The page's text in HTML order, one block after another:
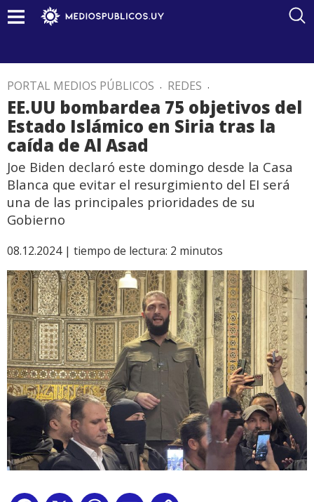
PORTAL MEDIOS PÚBLICOS . REDES .
EE.UU bombardea 75 objetivos del
Estado Islámico en Siria tras la
caída de Al Asad
Joe Biden declaró este domingo desde la Casa
Blanca que evitar el resurgimiento del EI será
una de las principales prioridades de su
Gobierno
08.12.2024 | tiempo de lectura: 2 minutos